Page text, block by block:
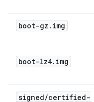
boot-gz . img
boot-lz4. img
signed/certified-